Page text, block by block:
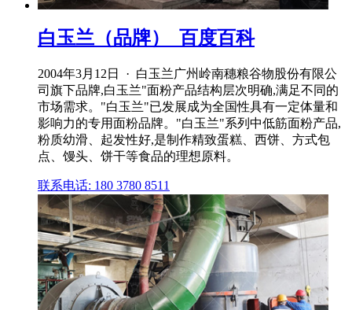
白玉兰（品牌）_百度百科
2004年3月12日 · 白玉兰广州岭南穗粮谷物股份有限公
司旗下品牌,白玉兰"面粉产品结构层次明确,满足不同的
市场需求。"白玉兰"已发展成为全国性具有一定体量和
影响力的专用面粉品牌。"白玉兰"系列中低筋面粉产品,
粉质幼滑、起发性好,是制作精致蛋糕、西饼、方式包
点、馒头、饼干等食品的理想原料。
联系电话: 180 3780 8511